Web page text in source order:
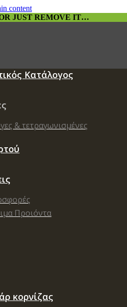
content
JUST REMOVE IT…
Κατάλογος
& τετραγωνισμένες
Προιόντα
κορνίζας